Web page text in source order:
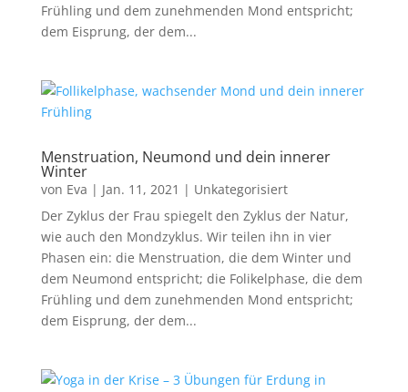
Frühling und dem zunehmenden Mond entspricht;
dem Eisprung, der dem...
Menstruation, Neumond und dein innerer
Winter
von Eva | Jan. 11, 2021 | Unkategorisiert
Der Zyklus der Frau spiegelt den Zyklus der Natur,
wie auch den Mondzyklus. Wir teilen ihn in vier
Phasen ein: die Menstruation, die dem Winter und
dem Neumond entspricht; die Folikelphase, die dem
Frühling und dem zunehmenden Mond entspricht;
dem Eisprung, der dem...